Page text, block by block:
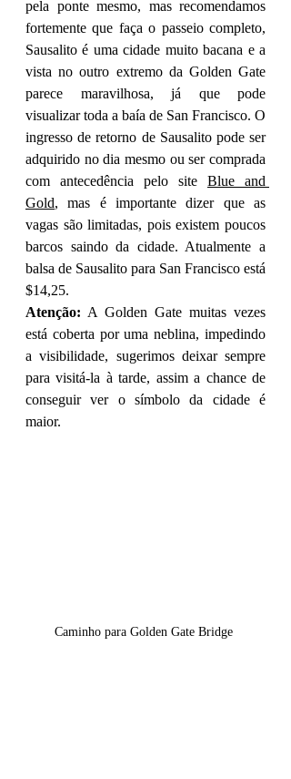
pela ponte mesmo, mas recomendamos
fortemente que faça o passeio completo,
Sausalito é uma cidade muito bacana e a
vista no outro extremo da Golden Gate
parece maravilhosa, já que pode
visualizar toda a baía de San Francisco. O
ingresso de retorno de Sausalito pode ser
adquirido no dia mesmo ou ser comprada
com antecedência pelo site Blue and
Gold, mas é importante dizer que as
vagas são limitadas, pois existem poucos
barcos saindo da cidade. Atualmente a
balsa de Sausalito para San Francisco está
$14,25.
Atenção: A Golden Gate muitas vezes
está coberta por uma neblina, impedindo
a visibilidade, sugerimos deixar sempre
para visitá-la à tarde, assim a chance de
conseguir ver o símbolo da cidade é
maior.
Caminho para Golden Gate Bridge